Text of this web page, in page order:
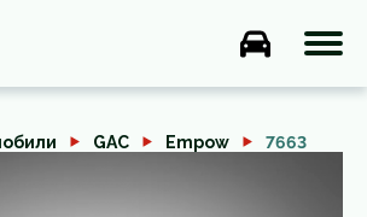
GAC Empow 7663